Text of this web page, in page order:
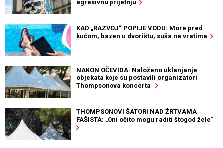
agresivnu prijetnju
KAD „RAZVOJ“ POPIJE VODU: More pred
kućom, bazen u dvorištu, suša na vratima
NAKON OČEVIDA: Naloženo uklanjanje
objekata koje su postavili organizatori
Thompsonova koncerta
THOMPSONOVI ŠATORI NAD ŽRTVAMA
FAŠISTA: „Oni očito mogu raditi štogod žele“